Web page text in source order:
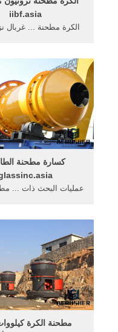
iibf.asia
الكرة مطحنة ... غربال
كسارة مطحنة
عمليات البحث ذات ...
مطحنة الكرة